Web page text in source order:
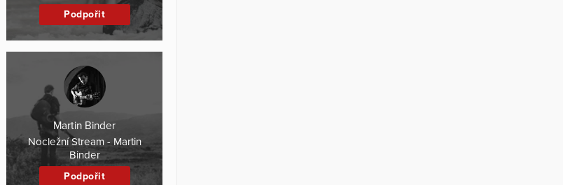
Podpořit
Martin Binder
Nocležní Stream - Martin
Binder
Podpořit